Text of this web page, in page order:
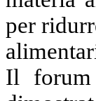
per
Il forum